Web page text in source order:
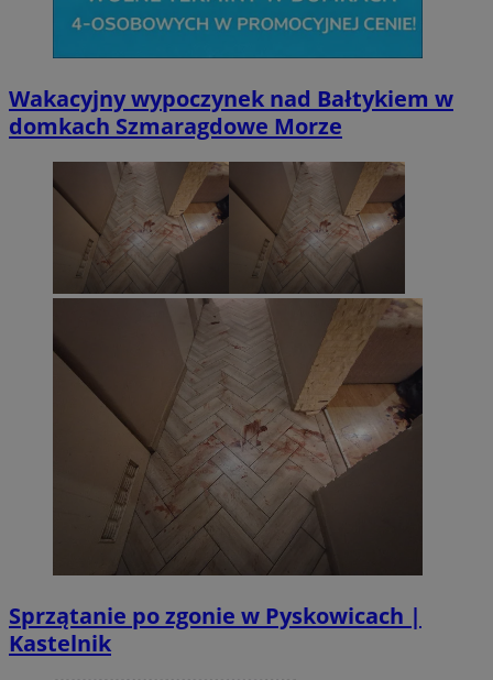
Wakacyjny wypoczynek nad Bałtykiem w
domkach Szmaragdowe Morze
Sprzątanie po zgonie w Pyskowicach |
Kastelnik